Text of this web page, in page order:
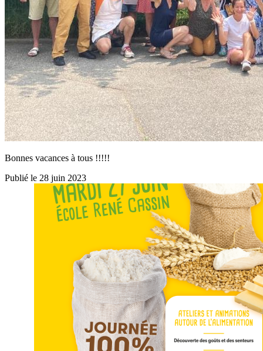
Bonnes vacances à tous !!!!!
Publié le 28 juin 2023